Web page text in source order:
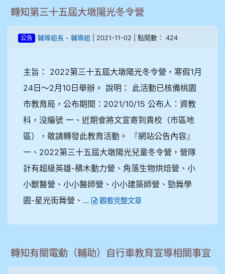
轉知第三十五屆大墩陽光冬令營
公告 輔導組長 - 輔導組 | 2021-11-02 | 點閱數： 424
主旨： 2022第三十五屆大墩陽光冬令營，寒假1月
24日～2月10日舉辦。 說明： 此活動已核備桃園
市教育局，公布期間：2021/10/15 公布人：資教
科，沒編號 一、近期會將文宣寄到貴校（市區地
區），敬請轉發此教育活動。 『網站公告內容』
一、2022第三十五屆大墩陽光兒童冬令營，營隊
計有超級英雄-積木動力營、角落生物烘焙營、小
小獸醫營、小小醫師營、小小建築師營、勁舞學
園-星光街舞營、...
觀看完整文章
轉知有關電動（輔助）自行車教育宣導相關事宜